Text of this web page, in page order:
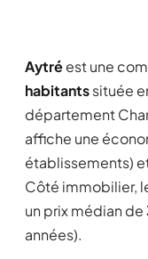
Aytréest une
habitantssituée
département
affiche une
établissements)
Côté immobilier,
un prix médian de
années).